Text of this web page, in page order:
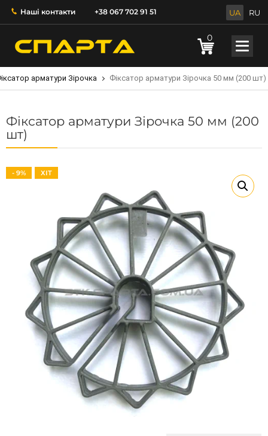
Наші контакти +38 067 702 91 51 UA RU
0
арматури Зірочка Фіксатор арматури Зірочка 50 мм (200 шт)
Фіксатор арматури Зірочка 50 мм (200
шт)
- 9% ХІТ